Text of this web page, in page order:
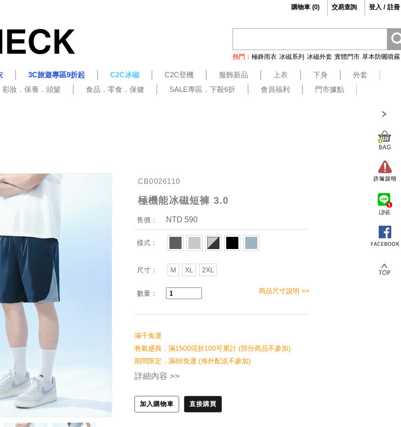
熱門： 極鋒雨衣 冰磁系列 冰磁外套 實體門市 草本防曬噴霧
3C旅遊專區9折起 C2C冰磁 C2C登機 服飾新品 上衣 下身
外套
彩妝．保養．頭髮 食品．零食．保健 SALE專區．下殺6折 會員福利
門市據點
購物車 (0) 交易查詢 登入 / 註冊
CB0026110
極機能冰磁短褲 3.0
售價： NTD 590
樣式：
尺寸： M XL 2XL
數量： 商品尺寸說明 >>
滿千免運
爸氣盛典．滿1500現折100可累計 (部分商品不參加)
期間限定．滿88免運 (海外配送不參加)
詳細內容 >>
加入購物車 直接購買